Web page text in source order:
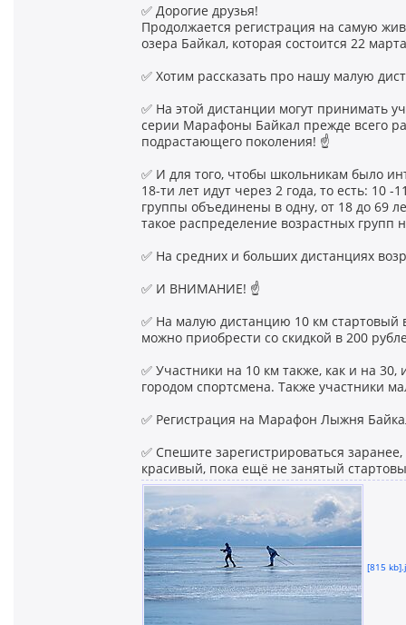
✅ Дорогие друзья!
Продолжается регистрация на самую
озера Байкал, которая состоится 22
✅ Хотим рассказать про нашу малую
✅ На этой дистанции могут принимать
серии Марафоны Байкал прежде всего
подрастающего поколения! ☝
✅ И для того, чтобы школьникам было
18-ти лет идут через 2 года, то есть: 10
группы объединены в одну, от 18 до 69
такое распределение возрастных
✅ На средних и больших дистанциях
✅ И ВНИМАНИЕ! ☝
✅ На малую дистанцию 10 км стартовый
можно приобрести со скидкой в 200
✅ Участники на 10 км также, как и на
городом спортсмена. Также участники
✅ Регистрация на Марафон Лыжня
✅ Спешите зарегистрироваться
красивый, пока ещё не занятый
[815